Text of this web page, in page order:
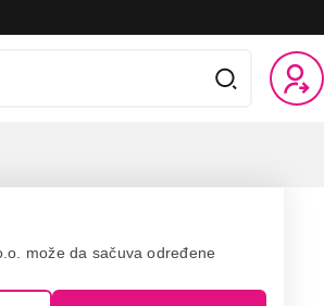
može da sačuva određene